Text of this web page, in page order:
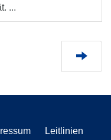
...
Leitlinien